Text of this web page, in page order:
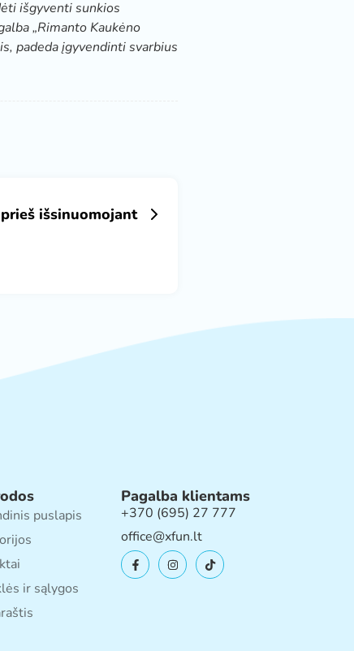
išgyventi sunkios
„Rimanto Kaukėno
padeda įgyvendinti svarbius
išsinuomojant
puslapis
ir sąlygos
Pagalba klientams
+370 (695) 27 777
office@xfun.lt